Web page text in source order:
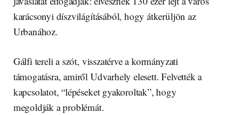
karácsonyi díszvilágításából, hogy átkerüljön az
Urbanához.
Gálfi tereli a szót, visszatérve a kormányzati
támogatásra, amiről Udvarhely elesett. Felvették a
kapcsolatot, “lépéseket gyakoroltak”, hogy
megoldják a problémát.